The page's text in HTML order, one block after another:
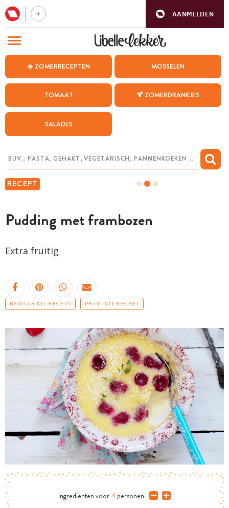
AANMELDEN
☀️ ZOMERRECEPTEN MOSSELEN
TOMAAT 🍹 ZOMERDRANKJES
SALADES
RECEPT
Pudding met frambozen
Extra fruitig
BEWAAR DIT RECEPT PRINT DIT RECEPT
Ingrediënten voor 4 personen
BEZOEK ONZE ANDERE WEBSITES
WEEKMENU
CHAT MET MAIA
MIJN BEWAARDE RECEPTEN